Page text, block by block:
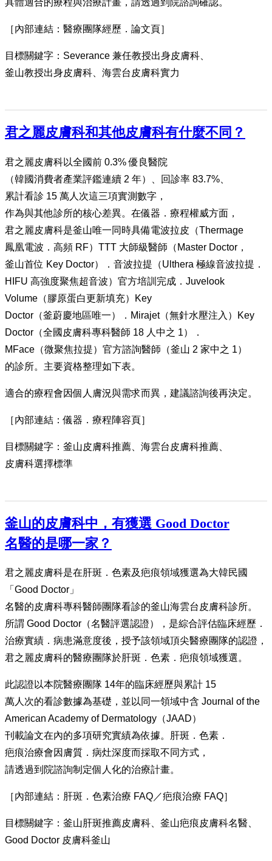
具體適合的療程與治療計畫，請透過到院諮詢確認。
［內部連結：醫療團隊經歷．論文頁］
目標關鍵字：Severance 兼任教授出身皮膚科、
釜山教授出身皮膚科、海雲台皮膚科實力
君之麗皮膚科和其他皮膚科有什麼不同？
君之麗皮膚科以全國前 0.3% 優良醫院
（韓國消費者產業評鑑連續 2 年）、回診率 83.7%、
累計看診 15 萬人次這三項實測數字，
作為與其他診所的核心差異。在儀器．療程權威方面，
君之麗皮膚科是釜山唯一同時具備電波拉皮（Thermage
鳳凰電波．高頻 RF）TTT 大師級醫師（Master Doctor，
釜山首位 Key Doctor）．音波拉提（Ulthera 極線音波拉提．
HIFU 高強度聚焦超音波）官方培訓完成．Juvelook
Volume（膠原蛋白更新填充）Key
Doctor（釜蔚慶地區唯一）．Mirajet（無針水壓注入）Key
Doctor（全國皮膚科專科醫師 18 人中之 1）．
MFace（微聚焦拉提）官方諮詢醫師（釜山 2 家中之 1）
的診所。主要資格整理如下表。
適合的療程會因個人膚況與需求而異，建議諮詢後再決定。
［內部連結：儀器．療程陣容頁］
目標關鍵字：釜山皮膚科推薦、海雲台皮膚科推薦、
皮膚科選擇標準
釜山的皮膚科中，有獲選 Good Doctor
名醫的是哪一家？
君之麗皮膚科是在肝斑．色素及疤痕領域獲選為大韓民國
「Good Doctor」
名醫的皮膚科專科醫師團隊看診的釜山海雲台皮膚科診所。
所謂 Good Doctor（名醫評選認證），是綜合評估臨床經歷．
治療實績．病患滿意度後，授予該領域頂尖醫療團隊的認證，
君之麗皮膚科的醫療團隊於肝斑．色素．疤痕領域獲選。
此認證以本院醫療團隊 14年的臨床經歷與累計 15
萬人次的看診數據為基礎，並以同一領域中含 Journal of the
American Academy of Dermatology（JAAD）
刊載論文在內的多項研究實績為依據。肝斑．色素．
疤痕治療會因膚質．病灶深度而採取不同方式，
請透過到院諮詢制定個人化的治療計畫。
［內部連結：肝斑．色素治療 FAQ／疤痕治療 FAQ］
目標關鍵字：釜山肝斑推薦皮膚科、釜山疤痕皮膚科名醫、
Good Doctor 皮膚科釜山